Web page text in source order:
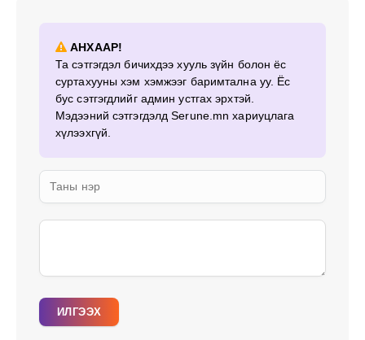
АНХААР!
Та сэтгэгдэл бичихдээ хууль зүйн болон ёс
суртахууны хэм хэмжээг баримтална уу. Ёс
бус сэтгэгдлийг админ устгах эрхтэй.
Мэдээний сэтгэгдэлд Serune.mn хариуцлага
хүлээхгүй.
ИЛГЭЭХ